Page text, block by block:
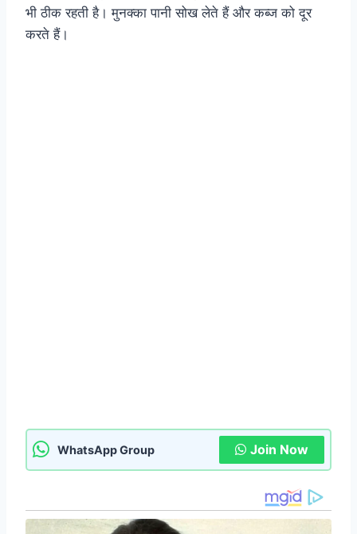
भी ठीक रहती है। मुनक्का पानी सोख लेते हैं और कब्ज को दूर
करते हैं।
WhatsApp Group Join Now